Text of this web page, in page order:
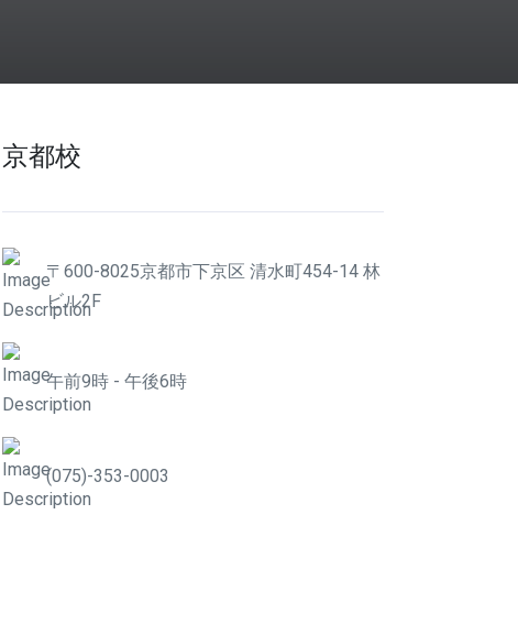
京都校
〒600-8025京都市下京区 清水町454-14 林
ビル2F
午前9時 - 午後6時
(075)-353-0003